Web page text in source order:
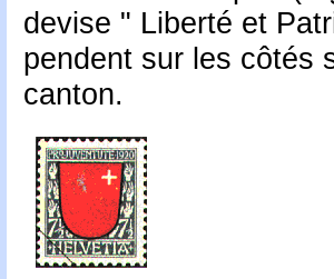
devise " Liberté et
pendent sur les côtés
canton.